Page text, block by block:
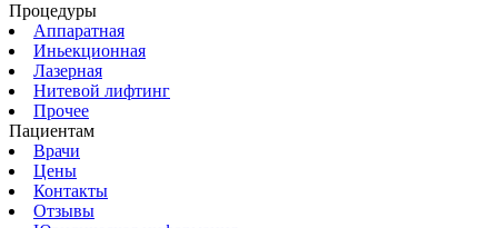
Процедуры
Аппаратная
Иньекционная
Лазерная
Нитевой лифтинг
Прочее
Пациентам
Врачи
Цены
Контакты
Отзывы